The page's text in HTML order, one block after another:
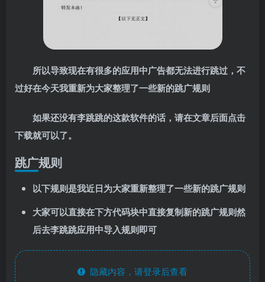
所以导致现在有很多的应用中广告都无法进行跳过，不
过好在今天我重新为大家整理了一些新的跳广规则
如果还没有李跳跳的这款软件的话，请在文章后面点击
下载就可以了。
跳广规则
以下规则是我近日为大家重新整理了一些新的跳广规则
大家可以直接在下方代码块中直接复制新的跳广规则然
后去李跳跳应用中导入规则即可
隐藏内容，请登录后查看